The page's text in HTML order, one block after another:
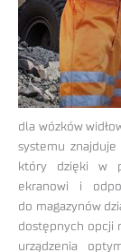
dla wózków
systemu znajduje
który dzięki w
ekranowi i
do magazynów
dostępnych opcji
urządzenia